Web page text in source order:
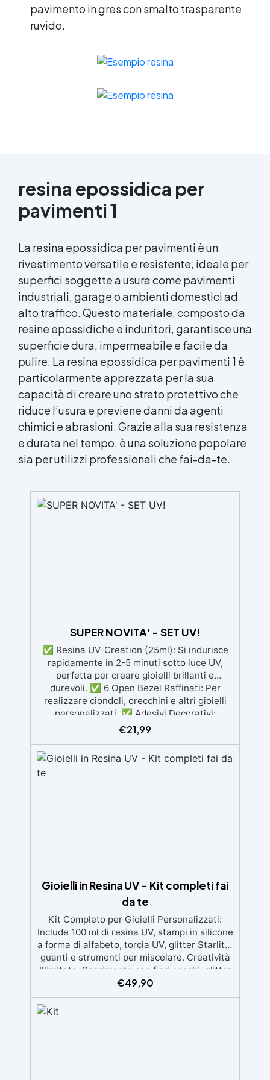
pavimento in gres con smalto trasparente
ruvido.
resina epossidica per
pavimenti 1
La resina epossidica per pavimenti è un
rivestimento versatile e resistente, ideale per
superfici soggette a usura come pavimenti
industriali, garage o ambienti domestici ad
alto traffico. Questo materiale, composto da
resine epossidiche e induritori, garantisce una
superficie dura, impermeabile e facile da
pulire. La resina epossidica per pavimenti 1 è
particolarmente apprezzata per la sua
capacità di creare uno strato protettivo che
riduce l’usura e previene danni da agenti
chimici e abrasioni. Grazie alla sua resistenza
e durata nel tempo, è una soluzione popolare
sia per utilizzi professionali che fai-da-te.
SUPER NOVITA' - SET UV!
✅ Resina UV-Creation (25ml): Si indurisce
rapidamente in 2-5 minuti sotto luce UV,
perfetta per creare gioielli brillanti e
durevoli. ✅ 6 Open Bezel Raffinati: Per
realizzare ciondoli, orecchini e altri gioielli
personalizzati. ✅ Adesivi Decorativi:
Aggiungi un tocco personale e creativo alle
tue creazioni fai-da-te. ✅ Facile e Veloce:
completare le tue creazioni in pochi minuti.
✅ Ideale per Regali: Crea gioielli unici e fatti
€21,99
Gioielli in Resina UV - Kit completi fai
da te
Kit Completo per Gioielli Personalizzati:
Include 100 ml di resina UV, stampi in silicone
a forma di alfabeto, torcia UV, glitter Starlite,
guanti e strumenti per miscelare. Creatività
Illimitata: Sperimenta con fiori secchi, glitter
e resine colorate per creare gioielli unici e
brillanti. Facile da Usare: La torcia UV
permette di indurire rapidamente la resina,
€49,90